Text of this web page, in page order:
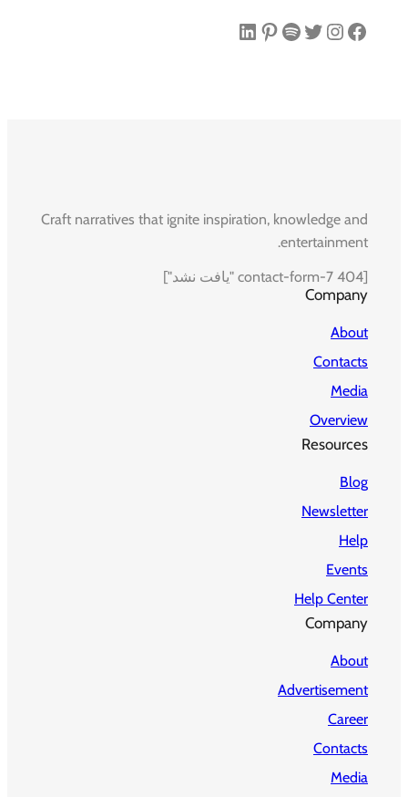
فیس‌بوک اینستاگرم توییتر اسپاتیفای پینترست لینکداین
Craft narratives that ignite inspiration, knowledge and
entertainment.
[contact-form-7 404 "یافت نشد"]
Company
About
Contacts
Media
Overview
Resources
Blog
Newsletter
Help
Events
Help Center
Company
About
Advertisement
Career
Contacts
Media